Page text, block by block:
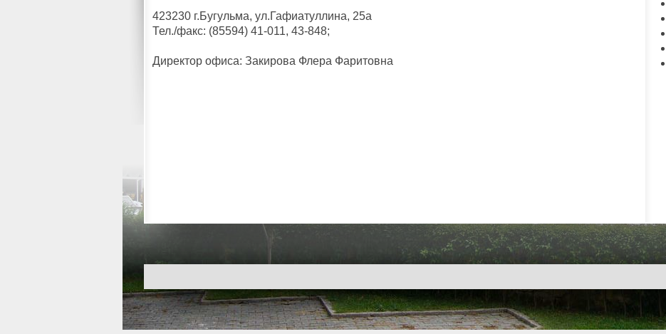
423230 г.Бугульма, ул.Гафиатуллина, 25а
Тел./факс: (85594) 41-011, 43-848;
Директор офиса: Закирова Флера Фаритовна